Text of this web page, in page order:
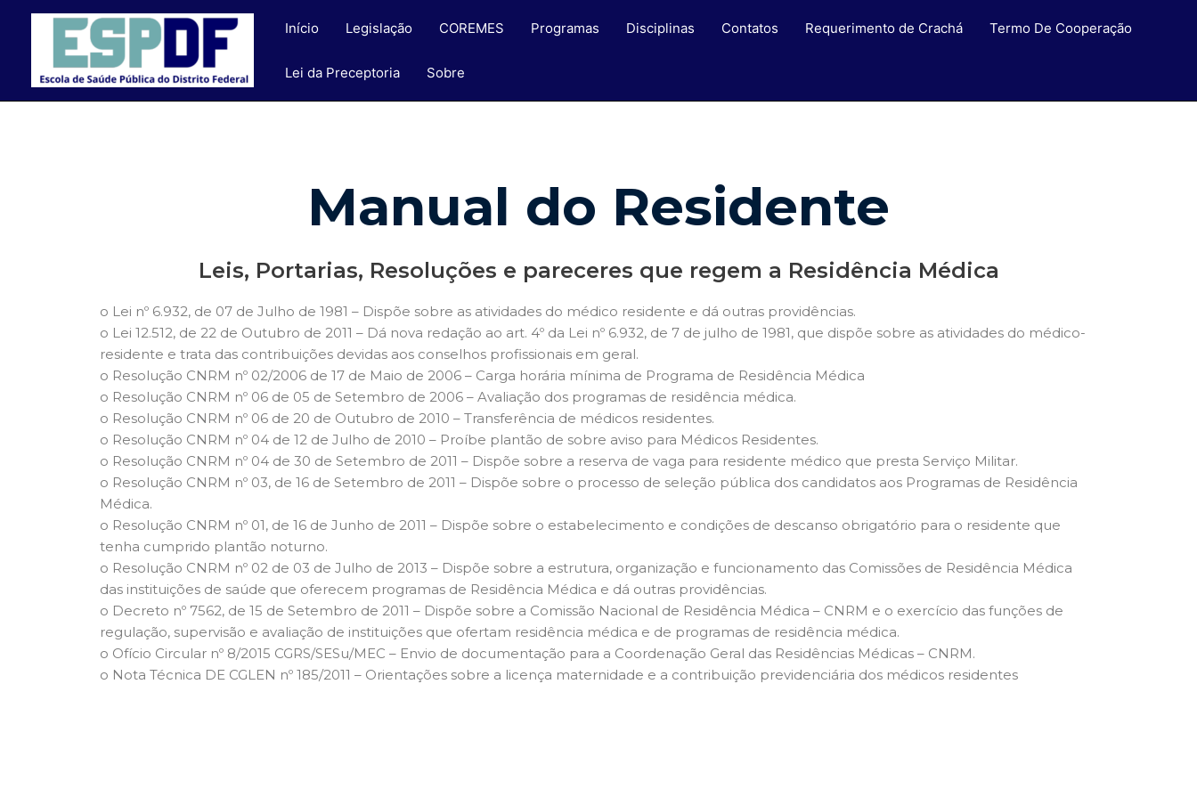
conteúdo
Início Legislação COREMES Programas Disciplinas Contatos Requerimento de Crachá Termo De Cooperação
Lei da Preceptoria Sobre
Manual do Residente
Leis, Portarias, Resoluções e pareceres que regem a Residência Médica
o Lei nº 6.932, de 07 de Julho de 1981 – Dispõe sobre as atividades do médico residente e dá outras providências.
o Lei 12.512, de 22 de Outubro de 2011 – Dá nova redação ao art. 4º da Lei nº 6.932, de 7 de julho de 1981, que dispõe sobre as atividades do médico-
residente e trata das contribuições devidas aos conselhos profissionais em geral.
o Resolução CNRM nº 02/2006 de 17 de Maio de 2006 – Carga horária mínima de Programa de Residência Médica
o Resolução CNRM nº 06 de 05 de Setembro de 2006 – Avaliação dos programas de residência médica.
o Resolução CNRM nº 06 de 20 de Outubro de 2010 – Transferência de médicos residentes.
o Resolução CNRM nº 04 de 12 de Julho de 2010 – Proíbe plantão de sobre aviso para Médicos Residentes.
o Resolução CNRM nº 04 de 30 de Setembro de 2011 – Dispõe sobre a reserva de vaga para residente médico que presta Serviço Militar.
o Resolução CNRM nº 03, de 16 de Setembro de 2011 – Dispõe sobre o processo de seleção pública dos candidatos aos Programas de Residência
Médica.
o Resolução CNRM nº 01, de 16 de Junho de 2011 – Dispõe sobre o estabelecimento e condições de descanso obrigatório para o residente que
tenha cumprido plantão noturno.
o Resolução CNRM nº 02 de 03 de Julho de 2013 – Dispõe sobre a estrutura, organização e funcionamento das Comissões de Residência Médica
das instituições de saúde que oferecem programas de Residência Médica e dá outras providências.
o Decreto nº 7562, de 15 de Setembro de 2011 – Dispõe sobre a Comissão Nacional de Residência Médica – CNRM e o exercício das funções de
regulação, supervisão e avaliação de instituições que ofertam residência médica e de programas de residência médica.
o Ofício Circular nº 8/2015 CGRS/SESu/MEC – Envio de documentação para a Coordenação Geral das Residências Médicas – CNRM.
o Nota Técnica DE CGLEN nº 185/2011 – Orientações sobre a licença maternidade e a contribuição previdenciária dos médicos residentes